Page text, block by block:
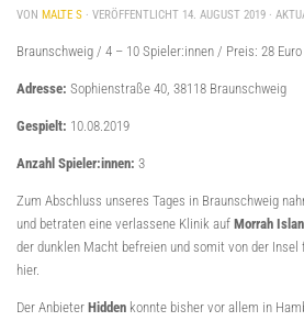
VON MALTE S · VERÖFFENTLICHT 14. AUGUST 2019 ·
Braunschweig / 4 – 10 Spieler:innen / Preis: 28
Adresse: Sophienstraße 40, 38118 Braunschweig
Gespielt: 10.08.2019
Anzahl Spieler:innen: 3
Zum Abschluss unseres Tages in Braunschweig
und betraten eine verlassene Klinik auf Morrah
der dunklen Macht befreien und somit von der
hier.
Der Anbieter Hidden konnte bisher vor allem in